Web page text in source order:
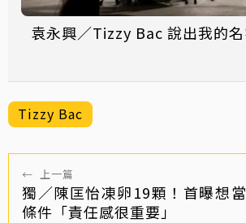
袁永興／Tizzy Bac 說出我的
Tizzy Bac
← 上一篇
獨／陳匡怡凍卵19顆！首曝想
條件「責任感很重要」